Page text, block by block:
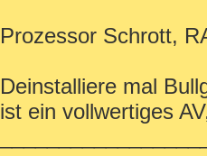
Prozessor Schrott,
Deinstalliere mal
ist ein vollwertiges